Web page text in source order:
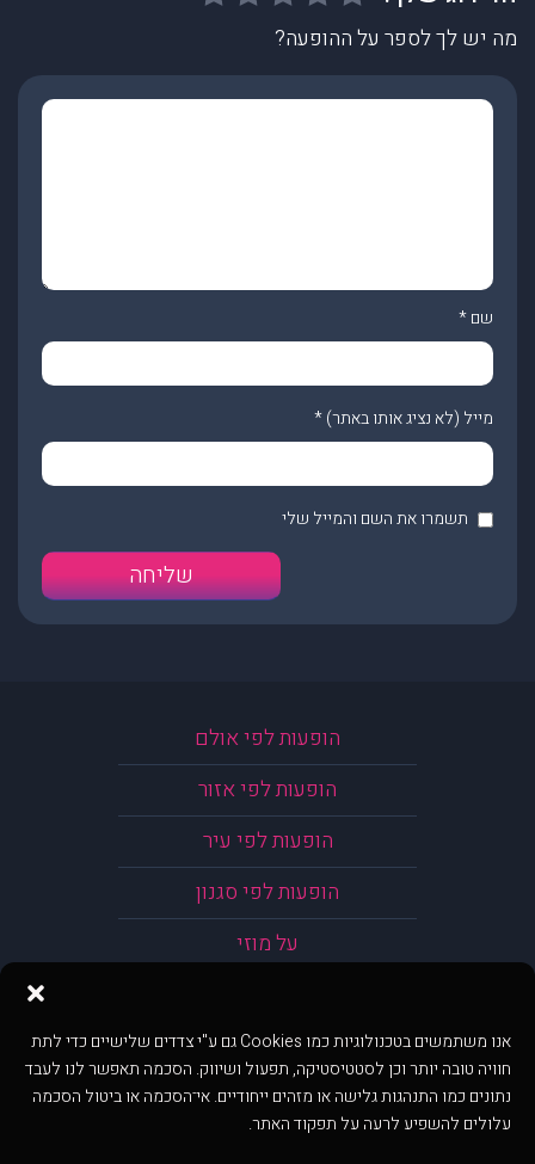
אנו משתמשים בטכנולוגיות כמו Cookies גם ע"י צדדים שלישיים כדי לתת
חוויה טובה יותר וכן לסטטיסטיקה, תפעול ושיווק. הסכמה תאפשר לנו לעבד
נתונים כמו התנהגות גלישה או מזהים ייחודיים. אי־הסכמה או ביטול הסכמה
עלולים להשפיע לרעה על תפקוד האתר.
מה יש לך לספר על ההופעה?
שם*
מייל (לא נציג אותו באתר)*
תשמרו את השם והמייל שלי
הופעות לפי אולם
הופעות לפי אזור
הופעות לפי עיר
הופעות לפי סגנון
על מוזי